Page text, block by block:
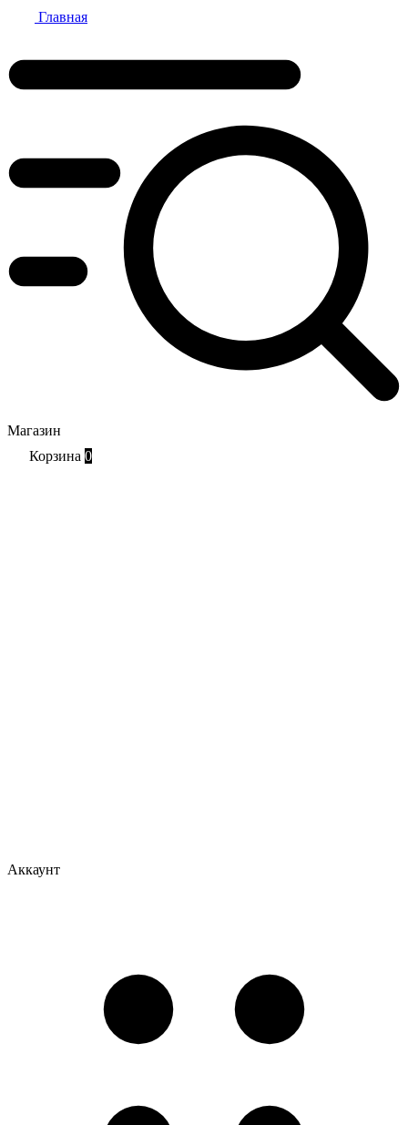
Главная
Магазин
Корзина 0
Аккаунт